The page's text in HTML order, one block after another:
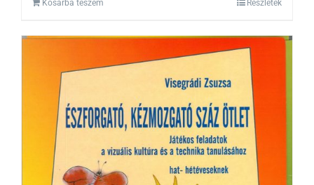
Kosárba teszem Részletek